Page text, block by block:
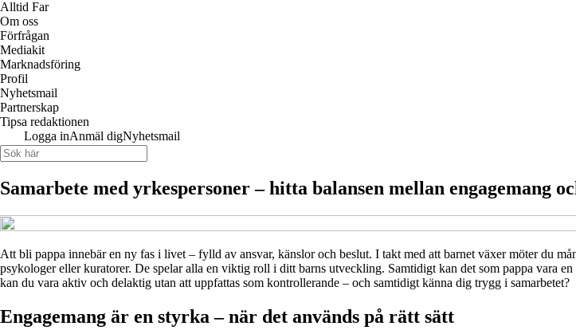
Alltid Far
Om oss
Förfrågan
Mediakit
Marknadsföring
Profil
Nyhetsmail
Partnerskap
Tipsa redaktionen
Logga inAnmäl digNyhetsmail
Samarbete med yrkespersoner – hitta balansen mellan engagemang
Att bli pappa innebär en ny fas i livet – fylld av ansvar, känslor och beslut. I takt med att barnet växer möter du
psykologer eller kuratorer. De spelar alla en viktig roll i ditt barns utveckling. Samtidigt kan det som pappa vara
kan du vara aktiv och delaktig utan att uppfattas som kontrollerande – och samtidigt känna dig trygg i samarbetet?
Engagemang är en styrka – när det används på rätt sätt